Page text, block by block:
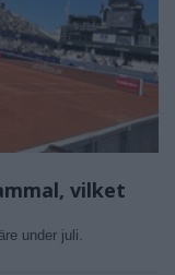
vilket
under juli.